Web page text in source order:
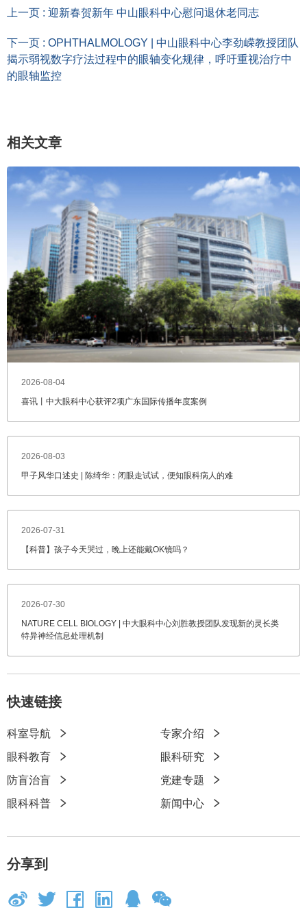
上一页 : 迎新春贺新年 中山眼科中心慰问退休老同志
下一页 : OPHTHALMOLOGY | 中山眼科中心李劲嵘教授团队
揭示弱视数字疗法过程中的眼轴变化规律，呼吁重视治疗中
的眼轴监控
相关文章
2026-08-04
喜讯丨中大眼科中心获评2项广东国际传播年度案例
2026-08-03
甲子风华口述史 | 陈绮华：闭眼走试试，便知眼科病人的难
2026-07-31
【科普】孩子今天哭过，晚上还能戴OK镜吗？
2026-07-30
NATURE CELL BIOLOGY | 中大眼科中心刘胜教授团队发现新的灵长类
特异神经信息处理机制
快速链接
快
速
链
科室导航
专家介绍
眼科教育
眼科研究
防盲治盲
党建专题
眼科科普
新闻中心
分享到